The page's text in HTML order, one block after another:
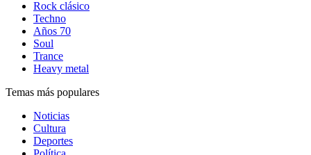
Rock clásico
Techno
Años 70
Soul
Trance
Heavy metal
Temas más populares
Noticias
Cultura
Deportes